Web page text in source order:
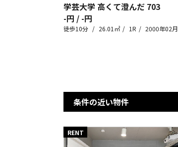
学芸大学 高くて澄んだ 703
-円 / -円
徒歩10分 26.01㎡ 1R 2000年02月
条件の近い物件
RENT